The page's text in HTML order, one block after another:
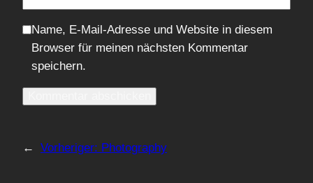
Name, E-Mail-Adresse und Website in diesem
Browser für meinen nächsten Kommentar
speichern.
← Vorheriger: Photography